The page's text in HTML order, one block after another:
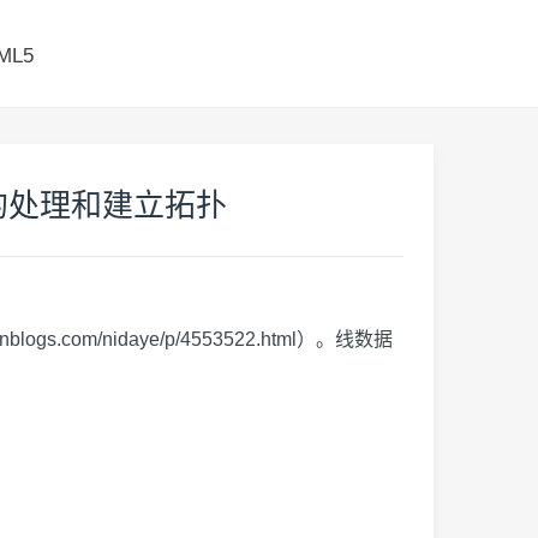
理和建立拓扑
nidaye/p/4553522.html）。线数据